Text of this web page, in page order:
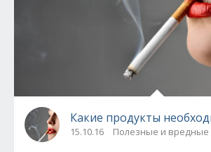
Какие продукты
15.10.16 Полезные и вредные